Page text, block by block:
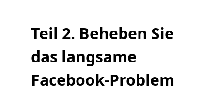
Teil 2. Beheben Sie
das langsame
Facebook-Problem